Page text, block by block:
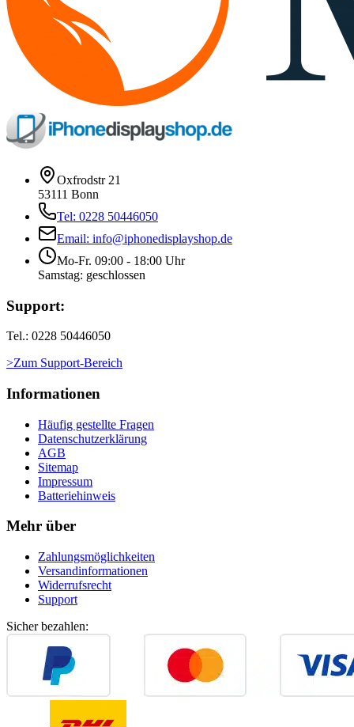
Oxfrodstr 21
53111 Bonn
Tel: 0228 50446050
Email: info@iphonedisplayshop.de
Mo-Fr. 09:00 - 18:00 Uhr
Samstag: geschlossen
Support:
Tel.: 0228 50446050
>Zum Support-Bereich
Informationen
Häufig gestellte Fragen
Datenschutzerklärung
AGB
Sitemap
Impressum
Batteriehinweis
Mehr über
Zahlungsmöglichkeiten
Versandinformationen
Widerrufsrecht
Support
Sicher bezahlen: